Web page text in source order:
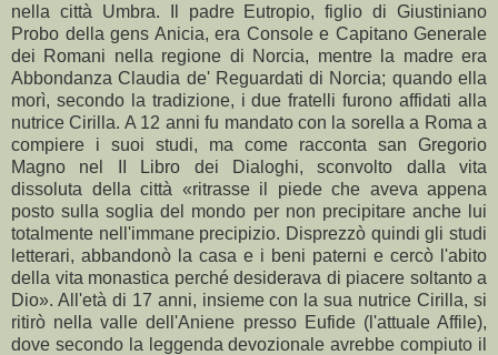
nella città Umbra. Il padre Eutropio, figlio di Giustiniano
Probo della gens Anicia, era Console e Capitano Generale
dei Romani nella regione di Norcia, mentre la madre era
Abbondanza Claudia de' Reguardati di Norcia; quando ella
morì, secondo la tradizione, i due fratelli furono affidati alla
nutrice Cirilla. A 12 anni fu mandato con la sorella a Roma a
compiere i suoi studi, ma come racconta san Gregorio
Magno nel II Libro dei Dialoghi, sconvolto dalla vita
dissoluta della città «ritrasse il piede che aveva appena
posto sulla soglia del mondo per non precipitare anche lui
totalmente nell'immane precipizio. Disprezzò quindi gli studi
letterari, abbandonò la casa e i beni paterni e cercò l'abito
della vita monastica perché desiderava di piacere soltanto a
Dio». All'età di 17 anni, insieme con la sua nutrice Cirilla, si
ritirò nella valle dell'Aniene presso Eufide (l'attuale Affile),
dove secondo la leggenda devozionale avrebbe compiuto il